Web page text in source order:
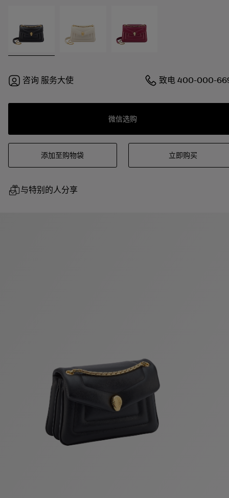
咨询 服务大使 致电400-000-
微信选购
添加至购物袋 立即购买
与特别的人分享